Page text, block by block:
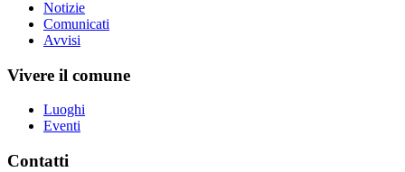
Notizie
Comunicati
Avvisi
Vivere il comune
Luoghi
Eventi
Contatti